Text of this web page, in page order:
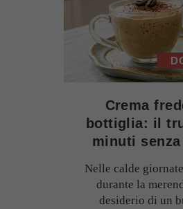
Crema
bottiglia: il
minuti
Nelle calde
durante la
desiderio di un